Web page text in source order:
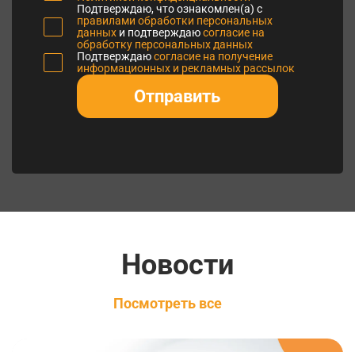
Подтверждаю, что ознакомлен(а) с
правилами обработки персональных
данных и подтверждаюсогласие на
обработку персональных данных
Подтверждаюсогласие на получение
информационных и рекламных рассылок
Отправить
Новости
Посмотреть все